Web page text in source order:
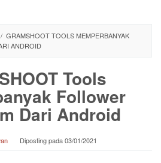
/ GRAMSHOOT TOOLS MEMPERBANYAK
ANDROID
Tools
Follower
Dari Android
Diposting pada03/01/2021